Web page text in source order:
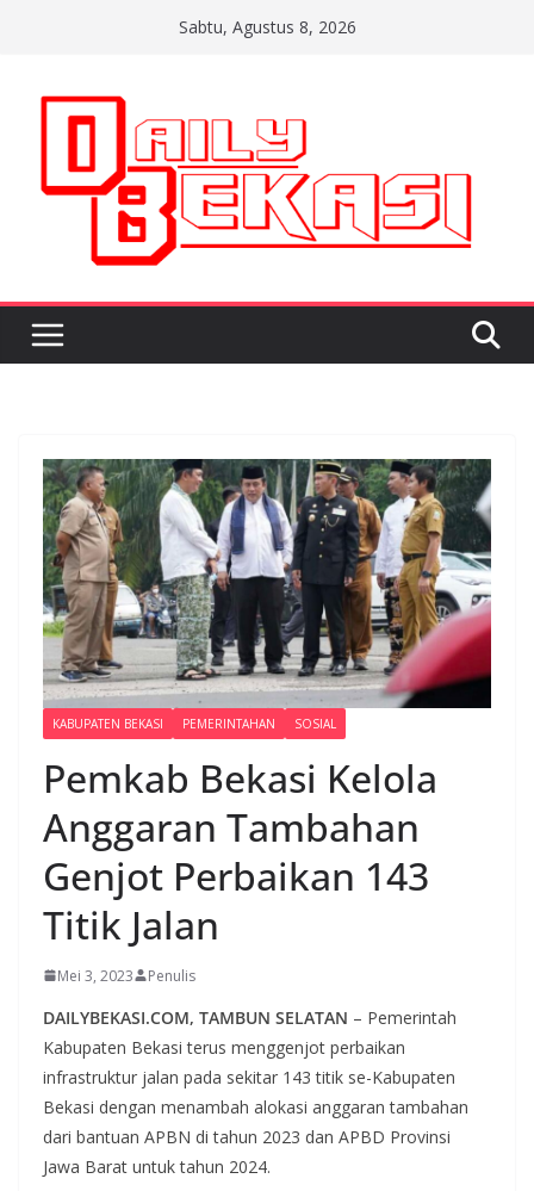
Sabtu, Agustus 8, 2026
KABUPATEN BEKASI PEMERINTAHAN SOSIAL
Pemkab Bekasi Kelola
Anggaran Tambahan
Genjot Perbaikan 143
Titik Jalan
Mei 3, 2023 Penulis
DAILYBEKASI.COM, TAMBUN SELATAN – Pemerintah
Kabupaten Bekasi terus menggenjot perbaikan
infrastruktur jalan pada sekitar 143 titik se-Kabupaten
Bekasi dengan menambah alokasi anggaran tambahan
dari bantuan APBN di tahun 2023 dan APBD Provinsi
Jawa Barat untuk tahun 2024.